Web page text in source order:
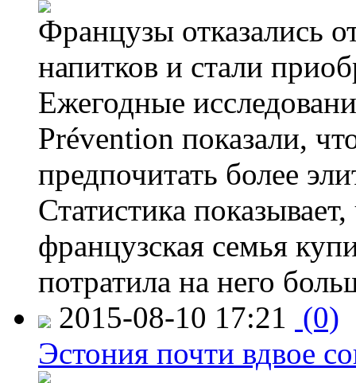
Французы отказались
напитков и стали
Ежегодные
Prévention показали,
предпочитать более
Статистика
французская семья
потратила на него
2015-08-10 17:21 (0)
Эстония почти вдвое